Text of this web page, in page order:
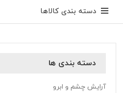
دسته بندی کالاها
دسته بندی ها
آرایش چشم و ابرو